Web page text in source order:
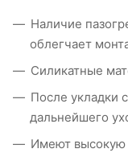
Наличие
облегчает
Силикатные
После укладки
дальнейшего
Имеют высокую